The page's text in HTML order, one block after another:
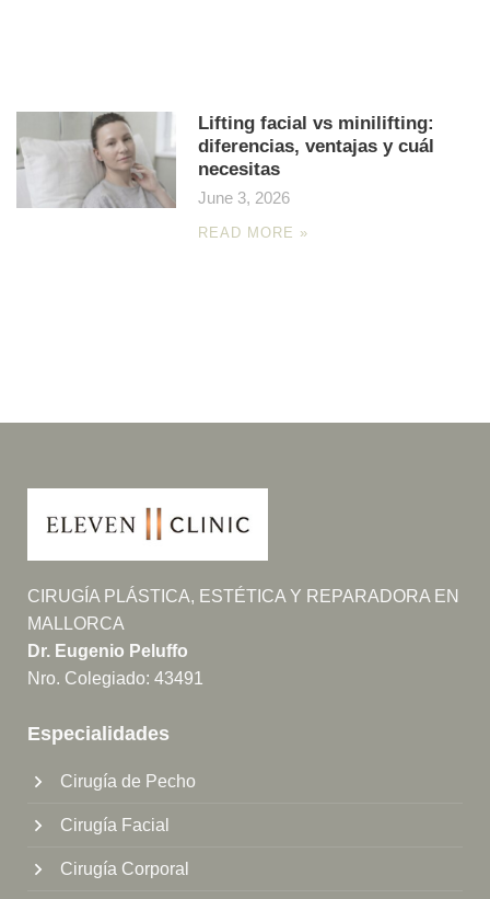
Lifting facial vs minilifting:
diferencias, ventajas y cuál
necesitas
June 3, 2026
READ MORE »
CIRUGÍA PLÁSTICA, ESTÉTICA Y REPARADORA EN
MALLORCA
Dr. Eugenio Peluffo
Nro. Colegiado: 43491
Especialidades
Cirugía de Pecho
Cirugía Facial
Cirugía Corporal